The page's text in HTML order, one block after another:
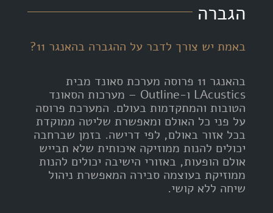
הגברה
באמת יש צורך לדבר על ההגברה בהאנגר 11?
בהאנגר 11 פרוסה מערכת סאונד מבית
LAcustics ו-Outline – מערכות הסאונד
הטובות והמתקדמות בעולם. המערכת פרוסה
על פני כל האולם ומאפשרת שליטה ממוקדת
בכל אזור באולם, לפי דרישה. בזמן שברחבה
יכולים להנות ממוזיקה איכותית שלא תבייש
אולם הופעות, באזורי הישיבה יכולים להנות
ממוזיקת בעוצמה סבירה המאפשרת ניהול
שיחה ללא קושי.